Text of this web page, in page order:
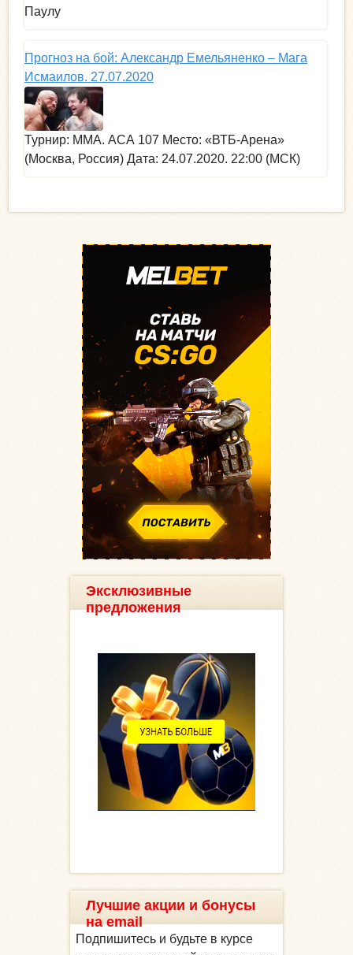
Паулу
Прогноз на бой: Александр Емельяненко – Мага
Исмаилов. 27.07.2020
Турнир: MMA. АСА 107 Место: «ВТБ-Арена»
(Москва, Россия) Дата: 24.07.2020. 22:00 (МСК)
Эксклюзивные
предложения
Лучшие акции и бонусы
на email
Подпишитесь и будьте в курсе